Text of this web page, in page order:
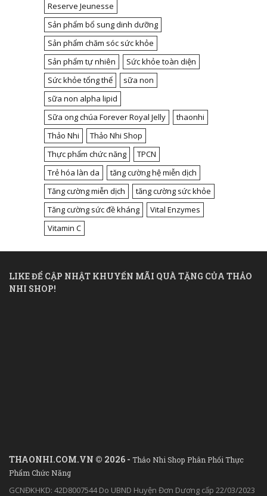
Reserve Jeunesse
Sản phẩm bổ sung dinh dưỡng
Sản phẩm chăm sóc sức khỏe
Sản phẩm tự nhiên
Sức khỏe toàn diện
Sức khỏe tổng thể
sữa non
sữa non alpha lipid
Sữa ong chúa Forever Royal Jelly
thaonhi
Thảo Nhi
Thảo Nhi Shop
Thực phẩm chức năng
TPCN
Trẻ hóa làn da
tăng cường hệ miễn dịch
Tăng cường miễn dịch
tăng cường sức khỏe
Tăng cường sức đề kháng
Vital Enzymes
Vitamin C
LIKE ĐỂ CẬP NHẬT KHUYẾN MÃI QUÀ TẶNG CỦA THẢO
NHI SHOP!
THAONHI.COM.VN © 2026 - Thảo Nhi Shop Phân Phối Thực
Phẩm Chức Năng
GCNĐKHKD: 42D8007544 Do UBND Huyện Đơn Dương cấp 22/03/2023